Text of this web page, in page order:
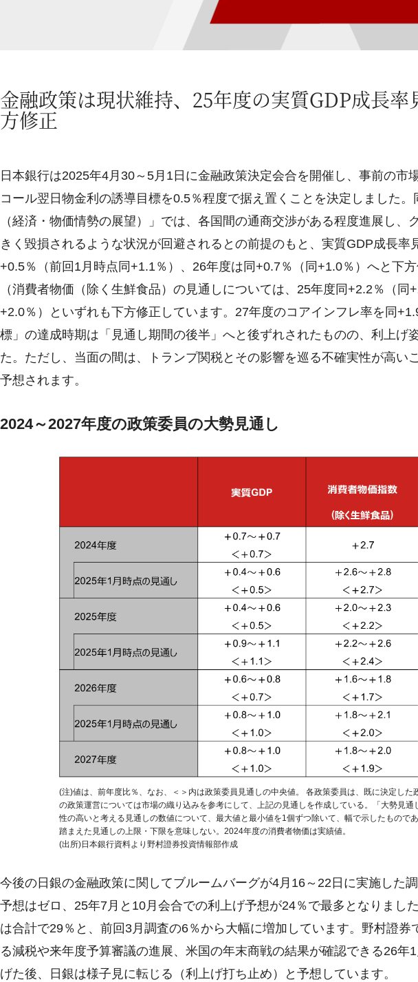
金融政策は現状維持、25年度の実質GDP成長率
方修正
日本銀行は2025年4月30～5月1日に金融政策決定会合を開催し、事前の市
コール翌日物金利の誘導目標を0.5％程度で据え置くことを決定しました
（経済・物価情勢の展望）」では、各国間の通商交渉がある程度進展し、
きく毀損されるような状況が回避されるとの前提のもと、実質GDP成長率
+0.5％（前回1月時点同+1.1％）、26年度は同+0.7％（同+1.0％）へと下
（消費者物価（除く生鮮食品）の見通しについては、25年度同+2.2％（同
+2.0％）といずれも下方修正しています。27年度のコアインフレ率を同
標」の達成時期は「見通し期間の後半」へと後ずれされたものの、利上げ
た。ただし、当面の間は、トランプ関税とその影響を巡る不確実性が高い
予想されます。
2024～2027年度の政策委員の大勢見通し
(注)値は、前年度比％、なお、＜＞内は政策委員見通しの中央値。 各政策委員は、既に決定した
の政策運営については市場の織り込みを参考にして、上記の見通しを作成している。「大勢見
性の高いと考える見通しの数値について、最大値と最小値を1個ずつ除いて、幅で示したもので
踏まえた見通しの上限・下限を意味しない。2024年度の消費者物価は実績値。
(出所)日本銀行資料より野村證券投資情報部作成
今後の日銀の金融政策に関してブルームバーグが4月16～22日に実施した
予想はゼロ、25年7月と10月会合での利上げ予想が24％で最多となりまし
は合計で29％と、前回3月調査の6％から大幅に増加しています。野村證券
る減税や来年度予算審議の進展、米国の年末商戦の結果が確認できる26年
げた後、日銀は様子見に転じる（利上げ打ち止め）と予想しています。